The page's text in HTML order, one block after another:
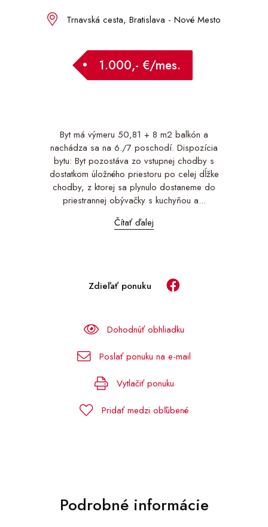
Trnavská cesta, Bratislava - Nové Mesto
1.000,- €/mes.
Byt má výmeru 50,81 + 8 m2 balkón a
nachádza sa na 6./7 poschodí. Dispozícia
bytu: Byt pozostáva zo vstupnej chodby s
dostatkom úložného priestoru po celej dĺžke
chodby, z ktorej sa plynulo dostaneme do
priestrannej obývačky s kuchyňou a...
Čítať ďalej
Zdieľať ponuku
Dohodnúť obhliadku
Poslať ponuku na e-mail
Vytlačiť ponuku
Pridať medzi obľúbené
Podrobné informácie